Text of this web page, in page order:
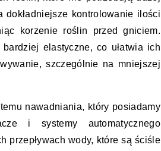
kontrolowanie ilości
korzenie roślin przed gniciem.
elastyczne, co ułatwia ich
szczególnie na mniejszej
nawadniania, który posiadamy
i systemy automatycznego
przepływach wody, które są ściśle